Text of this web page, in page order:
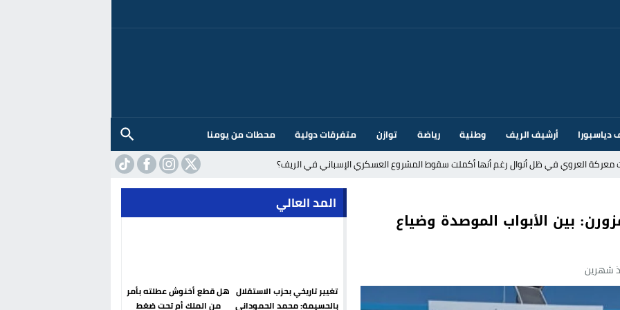
دياسبورا أرشيف الريف وطنية رياضة توازن متفرقات دولية
محطات من يومنا
معركة العروي في ظل أنوال رغم أنها أكملت سقوط المشروع العسكري الإسباني في الريف؟
بسبب الضوابط الحدودية في فضاء شنغن
سبتة وتخوفات من دعوات جديدة للعبور
تحت ضغط إسباني؟ عودة مايوركا تفتح أسئلة ثقيلة
الأندية الإسبانية في الميركاتو الصيفي
بين الأبواب الموصدة وضياع
شهرين
المد العالي
تغيير تاريخي بحزب الاستقلال
بالحسيمة: محمد الحموداني
هل قطع أخنوش عطلته بأمر
من الملك أم تحت ضغط